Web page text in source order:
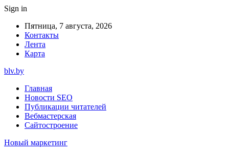
Sign in
Пятница, 7 августа, 2026
Контакты
Лента
Карта
blv.by
Главная
Новости SEO
Публикации читателей
Вебмастерская
Сайтостроение
Новый маркетинг